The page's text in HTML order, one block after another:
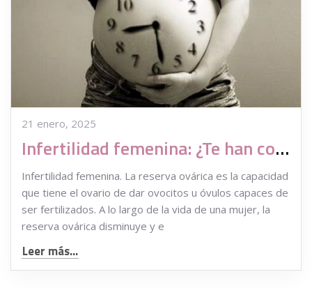
21 enero, 2025
Infertilidad femenina: ¿Te han contado que tus óvulos tienen fecha de caducidad?
Infertilidad femenina. La reserva ovárica es la capacidad
que tiene el ovario de dar ovocitos u óvulos capaces de
ser fertilizados. A lo largo de la vida de una mujer, la
reserva ovárica disminuye y e
Leer más...